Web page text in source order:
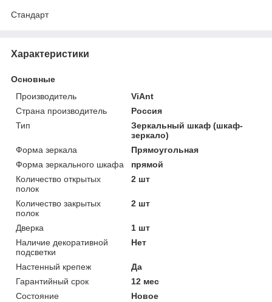
Стандарт
Характеристики
Основные
Производитель
ViAnt
Страна производитель
Россия
Тип
Зеркальный шкаф (шкаф-
зеркало)
Форма зеркала
Прямоугольная
Форма зеркального шкафа
прямой
Количество открытых
полок
2 шт
Количество закрытых
полок
2 шт
Дверка
1 шт
Наличие декоративной
подсветки
Нет
Настенный крепеж
Да
Гарантийный срок
12 мес
Состояние
Новое